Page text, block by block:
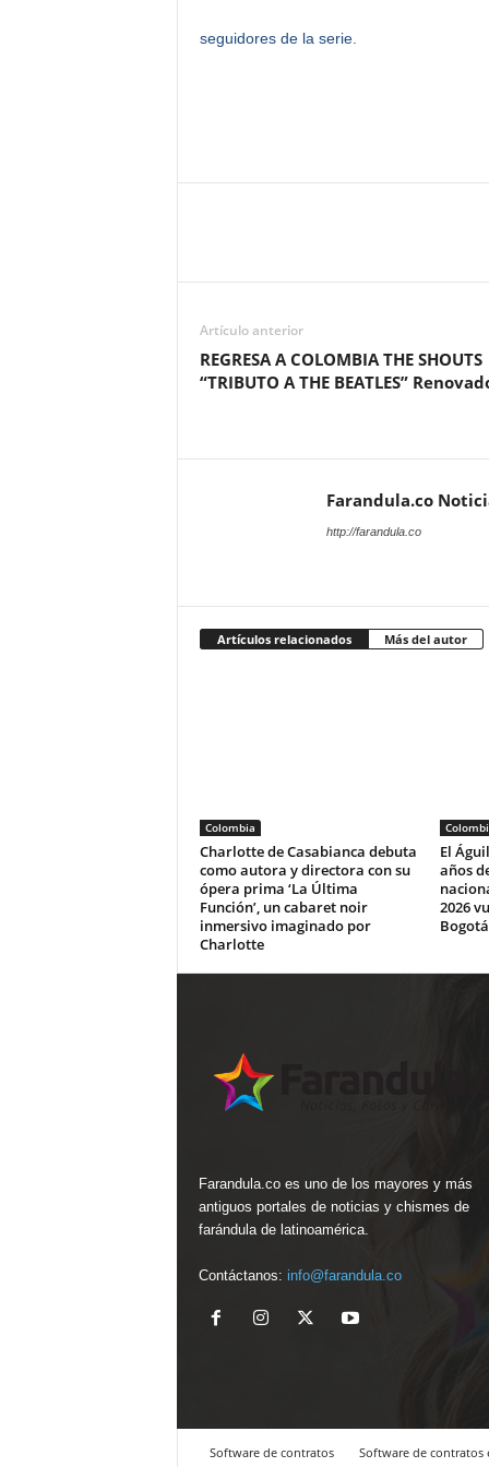
seguidores de la serie.
Artículo anterior
REGRESA A COLOMBIA THE SHOUTS
“TRIBUTO A THE BEATLES”
Farandula.co
http://farandula.co
Artículos relacionados Más del autor
Colombia
Charlotte de Casabianca debuta
como autora y directora con su
ópera prima ‘La Última
Función’, un cabaret noir
inmersivo imaginado por
Charlotte
El
años
2026
Bogotá
Farandula.co es uno de los mayores y más
antiguos portales de noticias y chismes de
farándula de latinoamérica.
Contáctanos: info@farandula.co
Software de contratos Software de contratos